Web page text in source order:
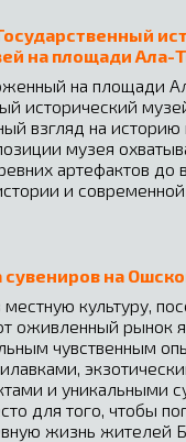
на площади Ала-
на площади
исторический
взгляд на историю
музея
артефактов до
и
сувениров на
местную культуру,
оживленный рынок
чувственным
и уникальными
для того, чтобы
жизнь жителей